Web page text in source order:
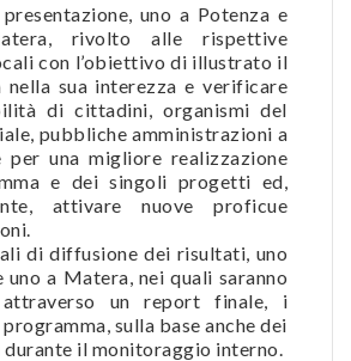
uno a Potenza e
rivolto alle rispettive
con l’obiettivo di illustrato il
nella sua interezza e verificare
di cittadini, organismi del
pubbliche amministrazioni a
per una migliore realizzazione
e dei singoli progetti ed,
attivare nuove proficue
di diffusione dei risultati, uno
uno a Matera, nei quali saranno
attraverso un report finale, i
sulla base anche dei
il monitoraggio interno.